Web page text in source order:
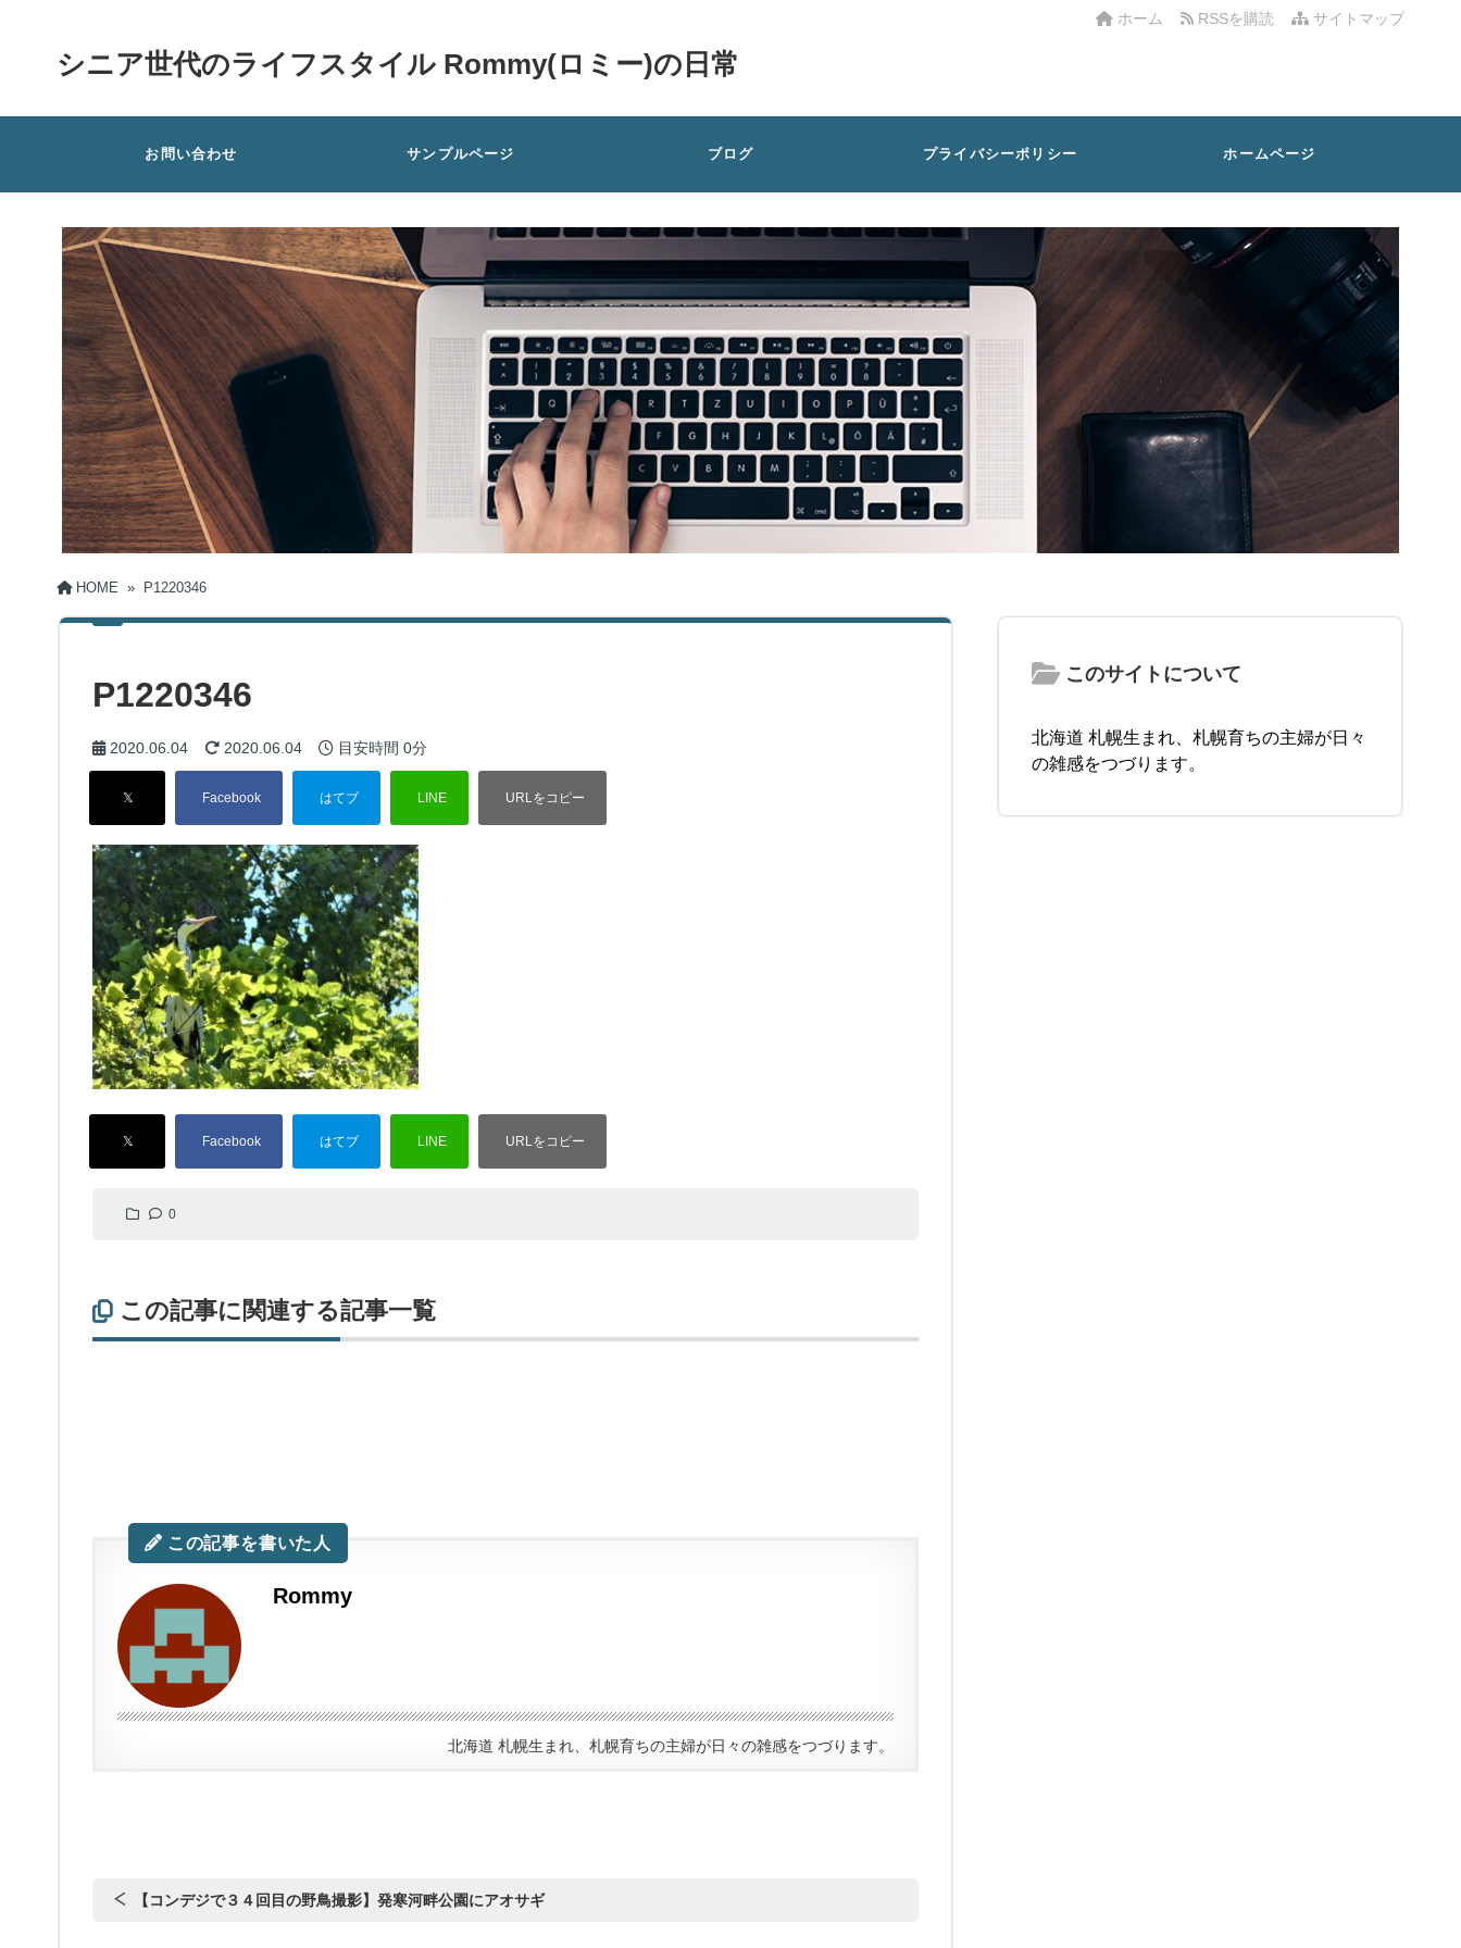
サイトマップ
RSSを購読
ホーム
シニア世代のライフスタイル Rommy(ロミー)の日常
お問い合わせ サンプルページ ブログ プライバシーポリシー ホームページ
HOME » P1220346
P1220346
2020.06.04 2020.06.04 目安時間 0分
0
この記事に関連する記事一覧
この記事を書いた人
Rommy
北海道 札幌生まれ、札幌育ちの主婦が日々の雑感をつづります。
【コンデジで３４回目の野鳥撮影】発寒河畔公園にアオサギ
このサイトについて
北海道 札幌生まれ、札幌育ちの主婦が日々
の雑感をつづります。